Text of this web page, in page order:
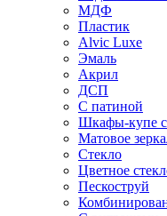
МДФ
Пластик
Alvic Luxe
Эмаль
Акрил
ДСП
С патиной
Шкафы-купе с
Матовое
Стекло
Цветное
Пескоструй